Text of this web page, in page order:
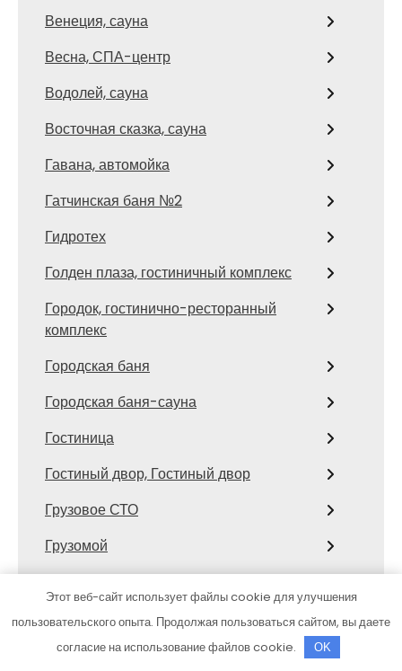
Венеция, сауна
Весна, СПА-центр
Водолей, сауна
Восточная сказка, сауна
Гавана, автомойка
Гатчинская баня №2
Гидротех
Голден плаза, гостиничный комплекс
Городок, гостинично-ресторанный
комплекс
Городская баня
Городская баня-сауна
Гостиница
Гостиный двор, Гостиный двор
Грузовое СТО
Грузомой
Даурия, банный клуб
Дачка, база отдыха
Этот веб-сайт использует файлы cookie для улучшения
пользовательского опыта. Продолжая пользоваться сайтом, вы даете
согласие на использование файлов cookie.
OK